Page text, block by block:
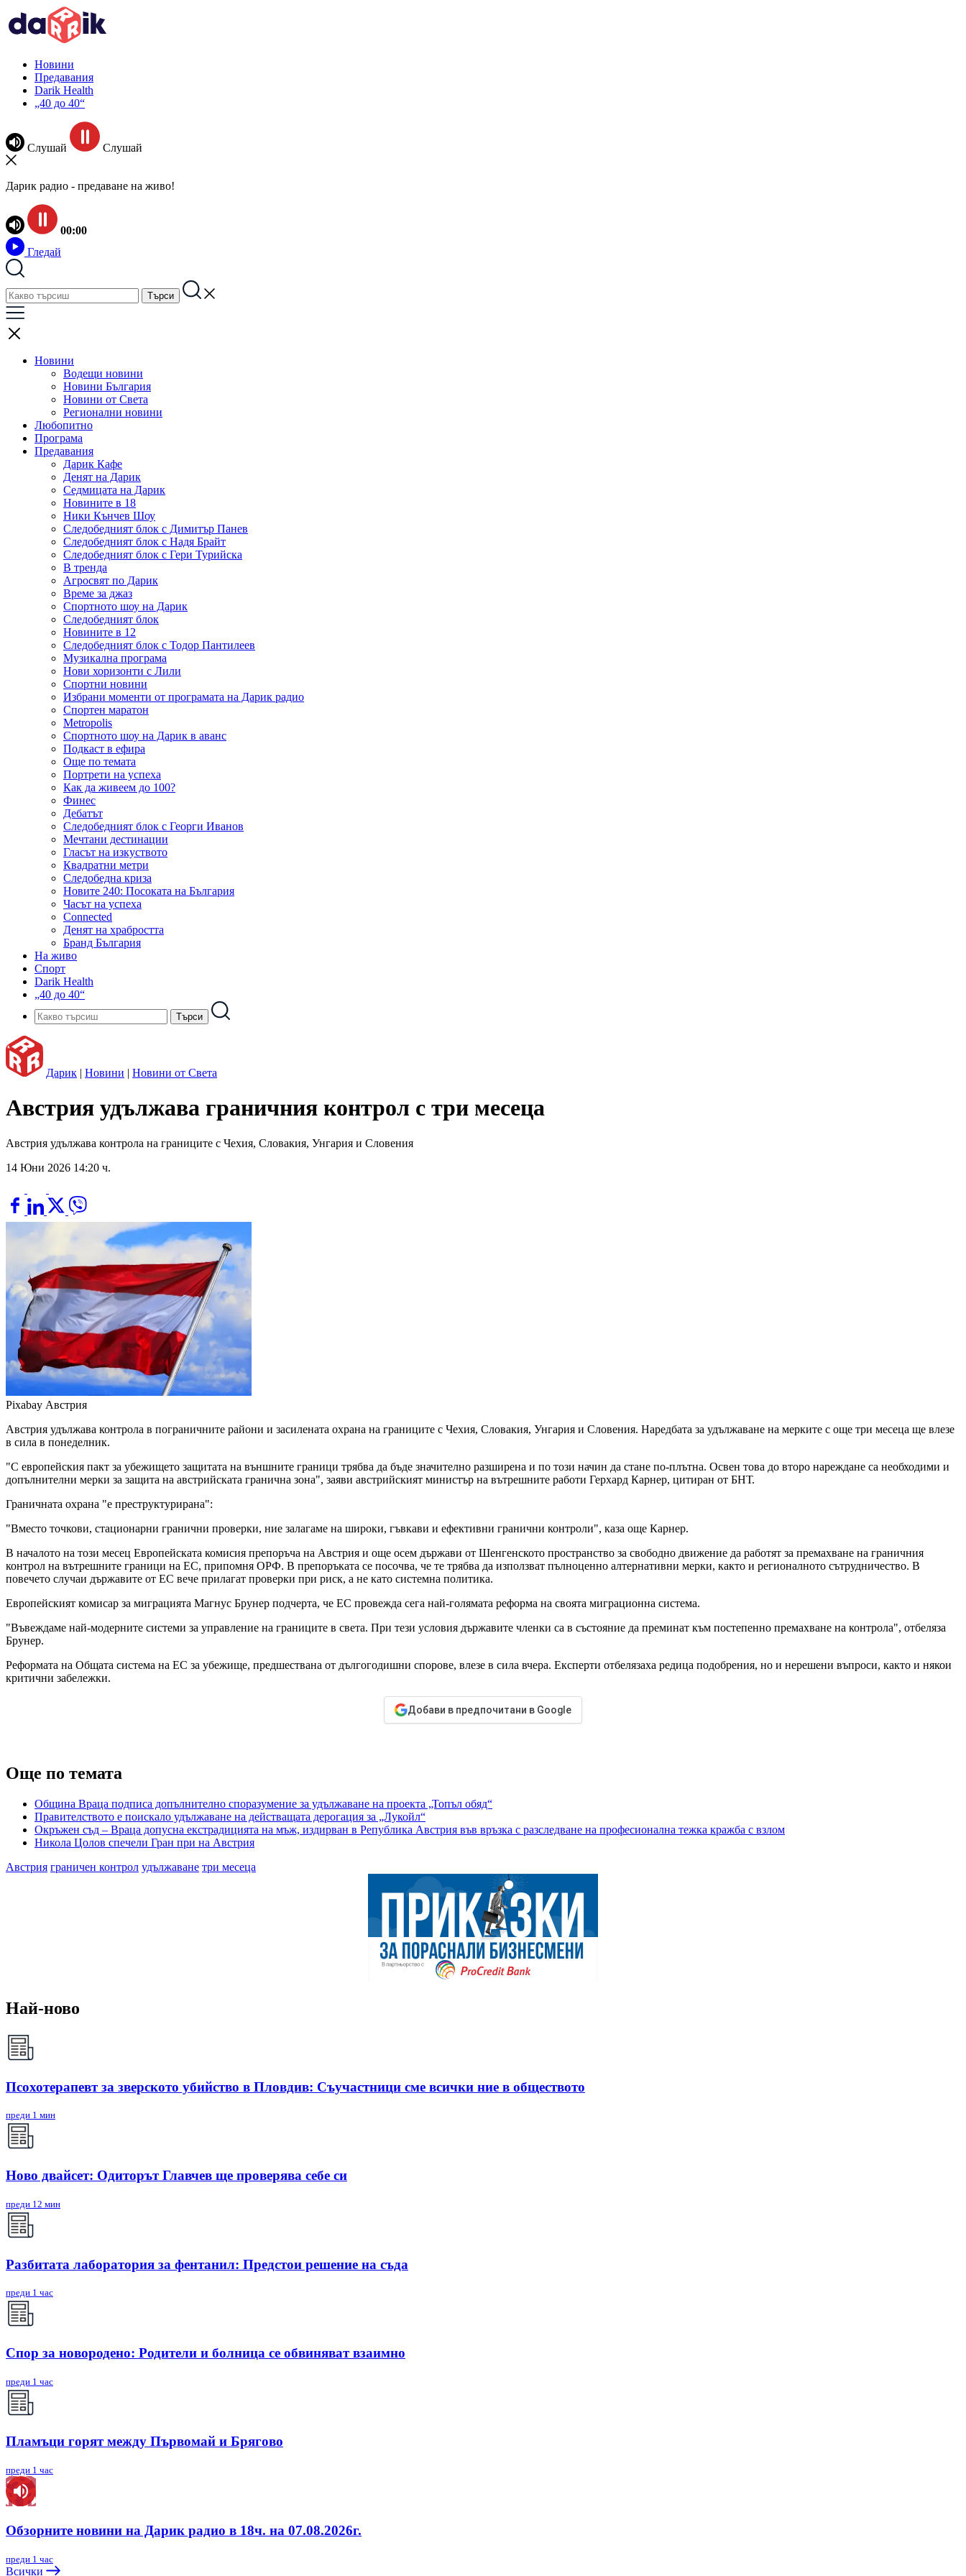
Новини
Предавания
Darik Health
„40 до 40“
Слушай Слушай
Дарик радио - предаване на живо!
00:00
Гледай
Новини
Водещи новини
Новини България
Новини от Света
Регионални новини
Любопитно
Програма
Предавания
Дарик Кафе
Денят на Дарик
Седмицата на Дарик
Новините в 18
Ники Кънчев Шоу
Следобедният блок с Димитър Панев
Следобедният блок с Надя Брайт
Следобедният блок с Гери Турийска
В тренда
Агросвят по Дарик
Време за джаз
Спортното шоу на Дарик
Следобедният блок
Новините в 12
Следобедният блок с Тодор Пантилеев
Музикална програма
Нови хоризонти с Лили
Спортни новини
Избрани моменти от програмата на Дарик радио
Спортен маратон
Metropolis
Спортното шоу на Дарик в аванс
Подкаст в ефира
Още по темата
Портрети на успеха
Как да живеем до 100?
Финес
Дебатът
Следобедният блок с Георги Иванов
Мечтани дестинации
Гласът на изкуството
Квадратни метри
Следобедна криза
Новите 240: Посоката на България
Часът на успеха
Connected
Денят на храбростта
Бранд България
На живо
Спорт
Darik Health
„40 до 40“
Дарик | Новини | Новини от Света
Австрия удължава граничния контрол с три месеца
Австрия удължава контрола на границите с Чехия, Словакия, Унгария и Словения
14 Юни 2026 14:20 ч.
Pixabay Австрия
Австрия удължава контрола в пограничните райони и засилената охрана на границите с Чехия, Словакия, Унгария и Словения. Наредбата за удължаване на мерките с още три месеца ще влезе
в сила в понеделник.
"С европейския пакт за убежището защитата на външните граници трябва да бъде значително разширена и по този начин да стане по-плътна. Освен това до второ нареждане са необходими и
допълнителни мерки за защита на австрийската гранична зона", заяви австрийският министър на вътрешните работи Герхард Карнер, цитиран от БНТ.
Граничната охрана "е преструктурирана":
"Вместо точкови, стационарни гранични проверки, ние залагаме на широки, гъвкави и ефективни гранични контроли", каза още Карнер.
В началото на този месец Европейската комисия препоръча на Австрия и още осем държави от Шенгенското пространство за свободно движение да работят за премахване на граничния
контрол на вътрешните граници на ЕС, припомня ОРФ. В препоръката се посочва, че те трябва да използват пълноценно алтернативни мерки, както и регионалното сътрудничество. В
повечето случаи държавите от ЕС вече прилагат проверки при риск, а не като системна политика.
Европейският комисар за миграцията Магнус Брунер подчерта, че ЕС провежда сега най-голямата реформа на своята миграционна система.
"Въвеждаме най-модерните системи за управление на границите в света. При тези условия държавите членки са в състояние да преминат към постепенно премахване на контрола", отбеляза
Брунер.
Реформата на Общата система на ЕС за убежище, предшествана от дългогодишни спорове, влезе в сила вчера. Експерти отбелязаха редица подобрения, но и нерешени въпроси, както и някои
критични забележки.
Добави в предпочитани в Google
Още по темата
Община Враца подписа допълнително споразумение за удължаване на проекта „Топъл обяд“
Правителството е поискало удължаване на действащата дерогация за „Лукойл“
Окръжен съд – Враца допусна екстрадицията на мъж, издирван в Република Австрия във връзка с разследване на професионална тежка кражба с взлом
Никола Цолов спечели Гран при на Австрия
Австрия граничен контрол удължаване три месеца
Най-ново
Псохотерапевт за зверското убийство в Пловдив: Съучастници сме всички ние в обществото
преди 1 мин
Ново двайсет: Одиторът Главчев ще проверява себе си
преди 12 мин
Разбитата лаборатория за фентанил: Предстои решение на съда
преди 1 час
Спор за новородено: Родители и болница се обвиняват взаимно
преди 1 час
Пламъци горят между Първомай и Брягово
преди 1 час
Обзорните новини на Дарик радио в 18ч. на 07.08.2026г.
преди 1 час
Всички